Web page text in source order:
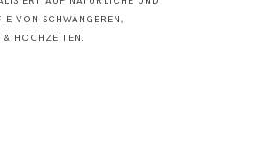
VON SCHWANGEREN,
& HOCHZEITEN.